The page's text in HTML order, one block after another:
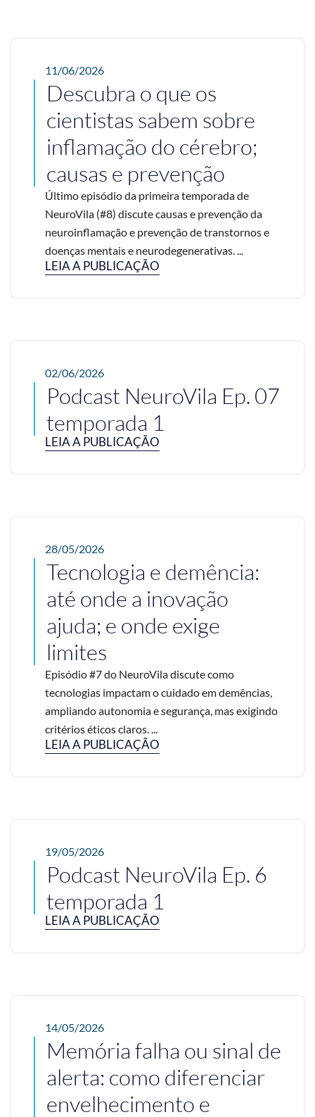
11/06/2026
Descubra o que os
cientistas sabem sobre
inflamação do cérebro;
causas e prevenção
Último episódio da primeira temporada de
NeuroVila (#8) discute causas e prevenção da
neuroinflamação e prevenção de transtornos e
doenças mentais e neurodegenerativas. ...
LEIA A PUBLICAÇÃO
02/06/2026
Podcast NeuroVila Ep. 07
temporada 1
LEIA A PUBLICAÇÃO
28/05/2026
Tecnologia e demência:
até onde a inovação
ajuda; e onde exige
limites
Episódio #7 do NeuroVila discute como
tecnologias impactam o cuidado em demências,
ampliando autonomia e segurança, mas exigindo
critérios éticos claros. ...
LEIA A PUBLICAÇÃO
19/05/2026
Podcast NeuroVila Ep. 6
temporada 1
LEIA A PUBLICAÇÃO
14/05/2026
Memória falha ou sinal de
alerta: como diferenciar
envelhecimento e